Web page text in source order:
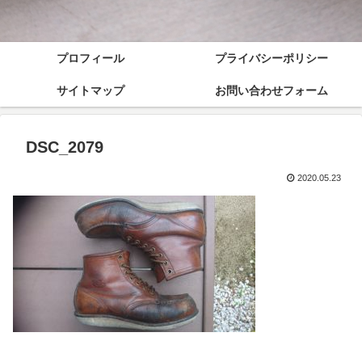
プロフィール プライバシーポリシー
サイトマップ お問い合わせフォーム
DSC_2079
2020.05.23